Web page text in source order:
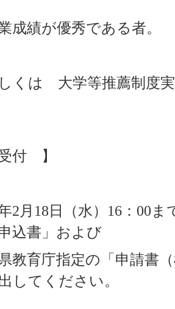
績が優秀である者。
大学等推薦制度実
付 】
月18日（水）16：00ま
込書」および
育庁指定の「申請書（
してください。